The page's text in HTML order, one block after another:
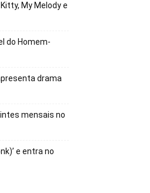
My Melody e
do Homem-
drama
mensais no
e entra no